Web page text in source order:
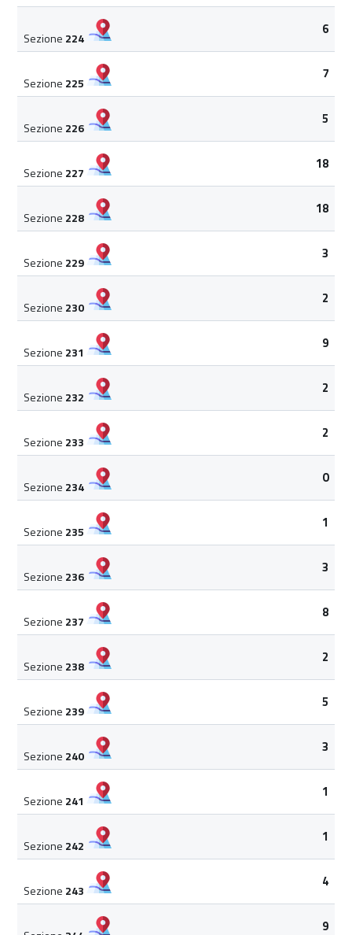
Sezione 224
6
Sezione 225
7
Sezione 226
5
Sezione 227
18
Sezione 228
18
Sezione 229
3
Sezione 230
2
Sezione 231
9
Sezione 232
2
Sezione 233
2
Sezione 234
0
Sezione 235
1
Sezione 236
3
Sezione 237
8
Sezione 238
2
Sezione 239
5
Sezione 240
3
Sezione 241
1
Sezione 242
1
Sezione 243
4
9